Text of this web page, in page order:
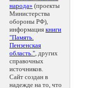
народа» (проекты
Министерства
обороны РФ),
информация книги
"Память.
Пензенская
область.", других
справочных
источников.
Сайт создан в
надежде на то, что